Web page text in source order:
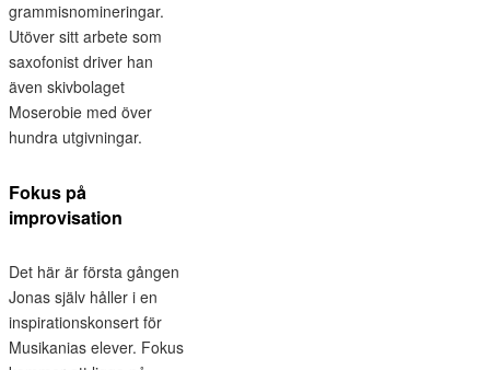
grammisnomineringar.
Utöver sitt arbete som
saxofonist driver han
även skivbolaget
Moserobie med över
hundra utgivningar.
Fokus på
improvisation
Det här är första gången
Jonas själv håller i en
inspirationskonsert för
Musikanias elever. Fokus